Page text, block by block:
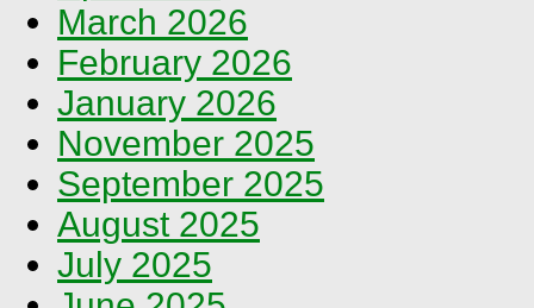
March 2026
February 2026
January 2026
November 2025
September 2025
August 2025
July 2025